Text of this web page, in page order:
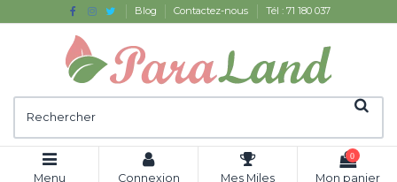
Blog Contactez-nous Tél : 71 180 037
Menu Connexion Mes Miles
0
Mon panier